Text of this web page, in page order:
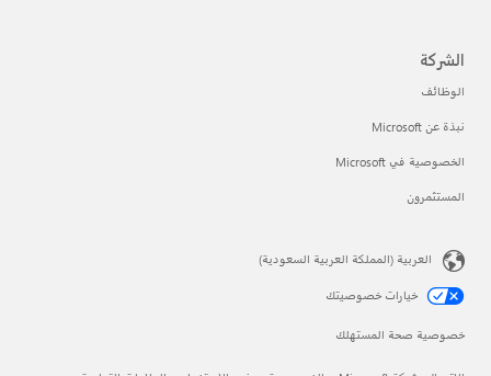
الشركة
الوظائف
نبذة عن Microsoft
الخصوصية في Microsoft
المستثمرون
العربية (المملكة العربية السعودية)
خيارات خصوصيتك
خصوصية صحة المستهلك